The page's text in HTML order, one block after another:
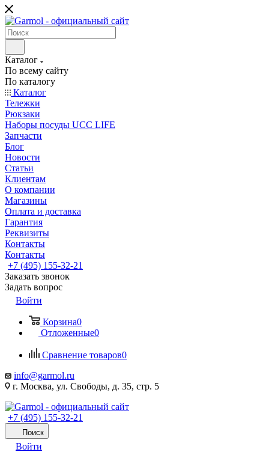
Каталог
По всему сайту
По каталогу
Каталог
Тележки
Рюкзаки
Наборы посуды UCC LIFE
Запчасти
Блог
Новости
Статьи
Клиентам
О компании
Магазины
Оплата и доставка
Гарантия
Реквизиты
Контакты
Контакты
+7 (495) 155-32-21
Заказать звонок
Задать вопрос
Войти
Корзина0
Отложенные0
Сравнение товаров0
info@garmol.ru
г. Москва, ул. Свободы, д. 35, стр. 5
+7 (495) 155-32-21
Поиск
Войти